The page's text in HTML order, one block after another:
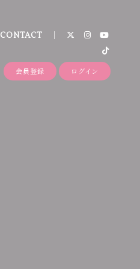
CONTACT
会員登録 ログイン